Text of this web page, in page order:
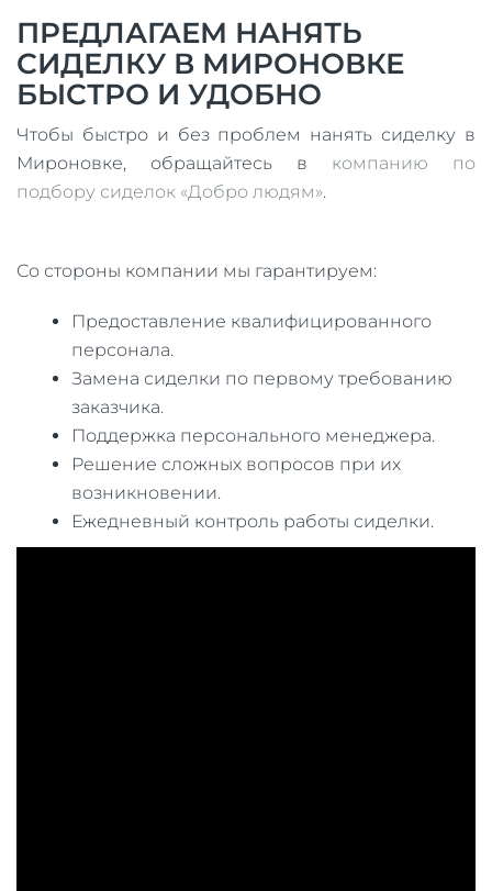
ПРЕДЛАГАЕМ НАНЯТЬ
СИДЕЛКУ В МИРОНОВКЕ
БЫСТРО И УДОБНО
Чтобы быстро и без проблем нанять сиделку в
Мироновке, обращайтесь в компанию по
подбору сиделок «Добро людям».
Со стороны компании мы гарантируем:
Предоставление квалифицированного
персонала.
Замена сиделки по первому требованию
заказчика.
Поддержка персонального менеджера.
Решение сложных вопросов при их
возникновении.
Ежедневный контроль работы сиделки.